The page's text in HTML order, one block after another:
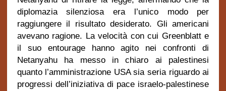
diplomazia silenziosa era l’unico modo per
raggiungere il risultato desiderato. Gli americani
avevano ragione. La velocità con cui Greenblatt e
il suo entourage hanno agito nei confronti di
Netanyahu ha messo in chiaro ai palestinesi
quanto l’amministrazione USA sia seria riguardo ai
progressi dell’iniziativa di pace israelo-palestinese